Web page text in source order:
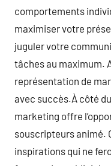
comportements
maximiser votre
juguler votre
tâches au maximum.
représentation de
avec succès.À côté
marketing offre
souscripteurs animé.
inspirations qui ne